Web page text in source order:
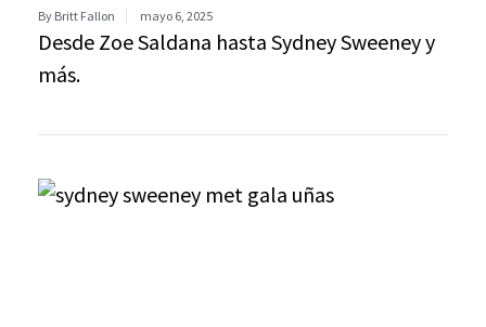
By Britt Fallon mayo 6, 2025
Desde Zoe Saldana hasta Sydney Sweeney y
más.